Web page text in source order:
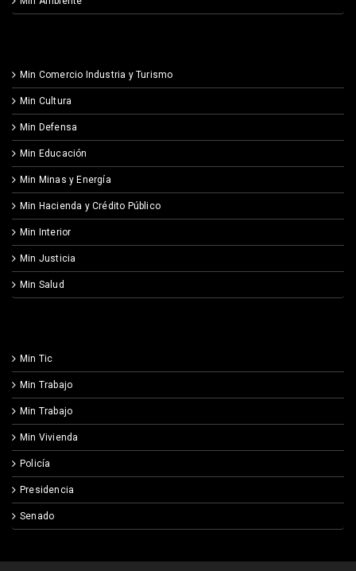
Min Comercio Industria y Turismo
Min Cultura
Min Defensa
Min Educación
Min Minas y Energía
Min Hacienda y Crédito Público
Min Interior
Min Justicia
Min Salud
Min Tic
Min Trabajo
Min Trabajo
Min Vivienda
Policía
Presidencia
Senado